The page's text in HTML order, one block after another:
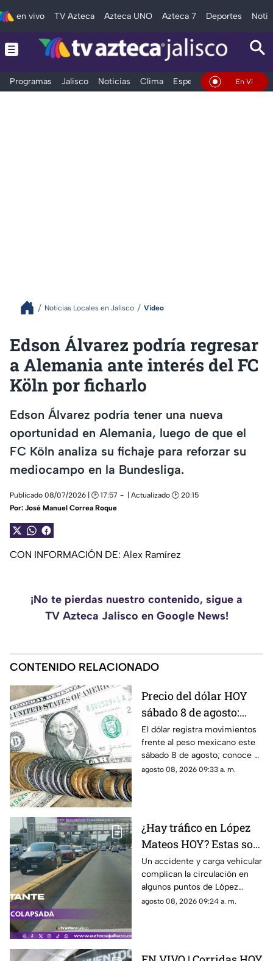
en vivo TV Azteca Azteca UNO Azteca 7 Deportes
Programas Jalisco Noticias Clima Espectáculos Deportes
En Vivo
Noticias Locales en Jalisco Video
Edson Álvarez podría regresar
a Alemania ante interés del FC
Köln por ficharlo
Edson Álvarez podría tener una nueva
oportunidad en Alemania, luego de que el
FC Köln analiza su fichaje para reforzar su
mediocampo en la Bundesliga.
Publicado 08/07/2026 | 🕑 17:57
| Actualizado 🕑 20:15
Por: José Manuel Correa Roque
CON INFORMACIÓN DE: Alex Ramírez
¡No te pierdas nuestro contenido, sigue a
TV Azteca Jalisco en Google News!
CONTENIDO RELACIONADO
Precio del dólar HOY
sábado 8 de agosto:
¿Cuánto vale frente al
peso mexicano?
El dólar registra movimientos
frente al peso mexicano este
sábado 8 de agosto; conoce el
tipo de cambio y cuánto
agosto 08, 2026 09:33 a. m.
¿Hay tráfico en López
Mateos HOY? Estas son
las zonas más
afectadas este sábado
Un accidente y carga vehicular
complican la circulación en
algunos puntos de López
Mateos este sábado. Te
agosto 08, 2026 09:24 a. m.